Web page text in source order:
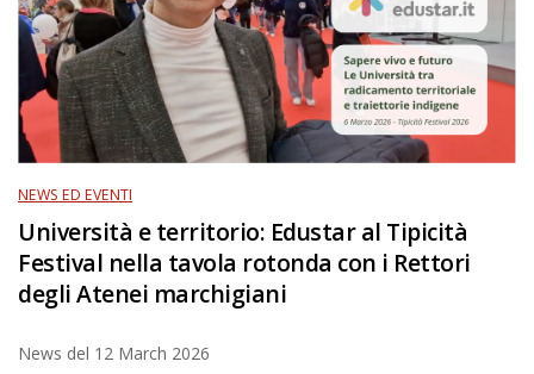
NEWS ED EVENTI
Università e territorio: Edustar al Tipicità
Festival nella tavola rotonda con i Rettori
degli Atenei marchigiani
News del 12 March 2026